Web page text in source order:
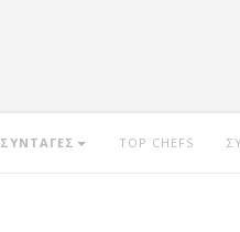
ΣΥΝΤΑΓΕΣ TOP CHEFS